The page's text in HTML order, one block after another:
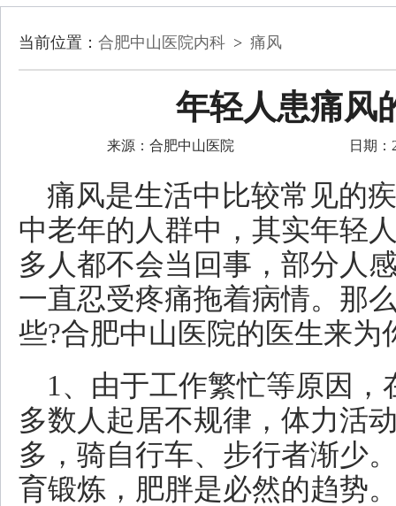
当前位置： 合肥中山医院内科 > 痛风
年轻人患痛风
来源：合肥中山医院 日期：
痛风是生活中比较常见的
中老年的人群中，其实年轻
多人都不会当回事，部分人
一直忍受疼痛拖着病情。那
些?合肥中山医院的医生来为
1、由于工作繁忙等原因
多数人起居不规律，体力活
多，骑自行车、步行者渐少
育锻炼，肥胖是必然的趋势